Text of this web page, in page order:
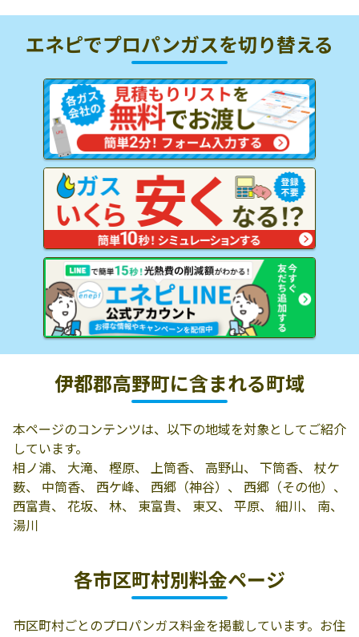
エネピでプロパンガスを切り替える
伊都郡高野町に含まれる町域
本ページのコンテンツは、以下の地域を対象としてご紹介
しています。
相ノ浦、 大滝、 樫原、 上筒香、 高野山、 下筒香、 杖ケ
薮、 中筒香、 西ケ峰、 西郷（神谷）、 西郷（その他）、
西富貴、 花坂、 林、 東富貴、 東又、 平原、 細川、 南、
湯川
各市区町村別料金ページ
市区町村ごとのプロパンガス料金を掲載しています。お住